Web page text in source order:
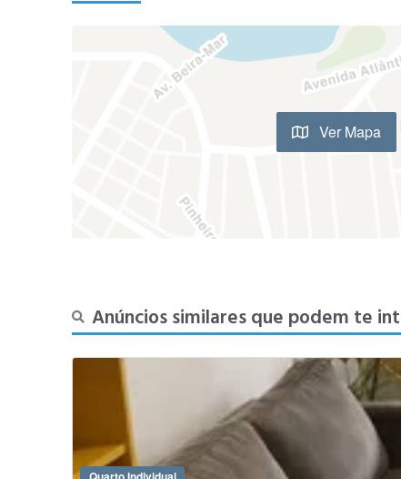
Ver Mapa
Anúncios similares que podem te